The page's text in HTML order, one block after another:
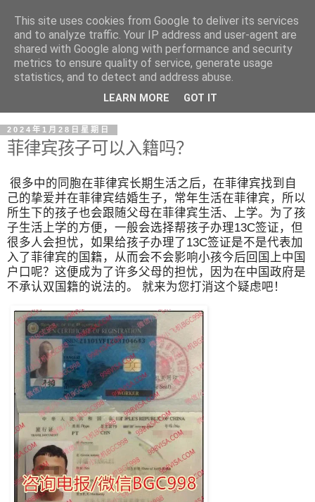
2024年1月28日星期日
菲律宾孩子可以入籍吗？
很多中的同胞在菲律宾长期生活之后，在菲律宾找到自
己的挚爱并在菲律宾结婚生子，常年生活在菲律宾，所以
所生下的孩子也会跟随父母在菲律宾生活、上学。为了孩
子生活上学的方便，一般会选择帮孩子办理13C签证，但
很多人会担忧，如果给孩子办理了13C签证是不是代表加
入了菲律宾的国籍，从而会不会影响小孩今后回国上中国
户口呢？这便成为了许多父母的担忧，因为在中国政府是
不承认双国籍的说法的。 就来为您打消这个疑虑吧！
This site uses cookies from Google to deliver its services
and to analyze traffic. Your IP address and user-agent are
shared with Google along with performance and security
metrics to ensure quality of service, generate usage
statistics, and to detect and address abuse.
LEARN MORE GOT IT